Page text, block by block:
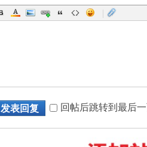
|
发表回复 回帖后跳转到最后